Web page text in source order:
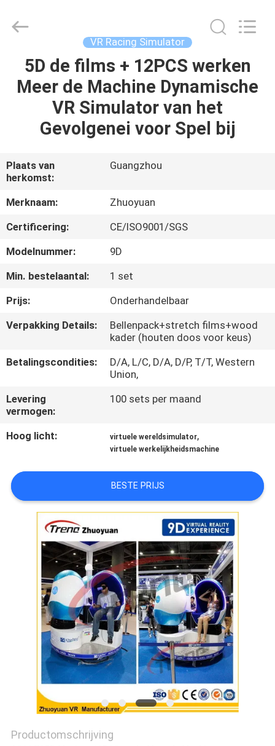
HUIS
PRODUCTEN
SHOW
OVER
ONS
KWALITEITSCONTROLE
CONTACT
ONS
GEVALLEN
SITEMAP
PRIVACY
POLICY
Co.,Ltd.
VR Racing Simulator
5D de films + 12PCS werken
Meer de Machine Dynamische
VR Simulator van het
Gevolgenei voor Spel bij
Plaats van
herkomst:
Guangzhou
Merknaam:
Zhuoyuan
Certificering:
CE/ISO9001/SGS
Modelnummer:
9D
Min. bestelaantal:
1 set
Prijs:
Onderhandelbaar
Verpakking Details:
Bellenpack+stretch films+wood
kader (houten doos voor keus)
Betalingscondities:
D/A, L/C, D/A, D/P, T/T, Western
Union,
Levering
vermogen:
100 sets per maand
Hoog licht: virtuele wereldsimulator,
virtuele werkelijkheidsmachine
BESTE PRIJS
Productomschrijving